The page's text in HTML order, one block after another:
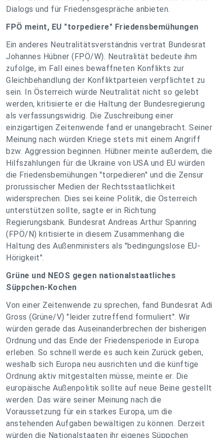
Dialogs und für Friedensgespräche anbieten.
FPÖ meint, EU "torpediere" Friedensbemühungen
Ein anderes Neutralitätsverständnis vertrat Bundesrat
Johannes Hübner (FPÖ/W). Neutralität bedeute ihm
zufolge, im Fall eines bewaffneten Konflikts zur
Gleichbehandlung der Konfliktparteien verpflichtet zu
sein. In Österreich würde Neutralität nicht so gelebt
werden, kritisierte er die Haltung der Bundesregierung
als verfassungswidrig. Die Zuschreibung einer
einzigartigen Zeitenwende fand er unangebracht. Seiner
Meinung nach würden Kriege stets mit einem Angriff
bzw. Aggression beginnen. Hübner meinte außerdem, die
Hilfszahlungen für die Ukraine von USA und EU würden
die Friedensbemühungen "torpedieren" und die Zensur
prorussischer Medien der Rechtsstaatlichkeit
widersprechen. Dies sei keine Politik, die Österreich
unterstützen sollte, sagte er in Richtung
Regierungsbank. Bundesrat Andreas Arthur Spanring
(FPÖ/N) kritisierte in diesem Zusammenhang die
Haltung des Außenministers als "bedingungslose EU-
Hörigkeit".
Grüne und NEOS gegen nationalstaatliches
Süppchen-Kochen
Von einer Zeitenwende zu sprechen, fand Bundesrat Adi
Gross (Grüne/V) "leider zutreffend formuliert". Wir
würden gerade das Auseinanderbrechen der bisherigen
Ordnung und das Ende der Friedensperiode in Europa
erleben. So schnell werde es auch kein Zurück geben,
weshalb sich Europa neu ausrichten und die künftige
Ordnung aktiv mitgestalten müsse, meinte er. Die
europäische Außenpolitik sollte auf neue Beine gestellt
werden. Das wäre seiner Meinung nach die
Voraussetzung für ein starkes Europa, um die
anstehenden Aufgaben bewältigen zu können. Derzeit
würden die Nationalstaaten ihr eigenes Süppchen